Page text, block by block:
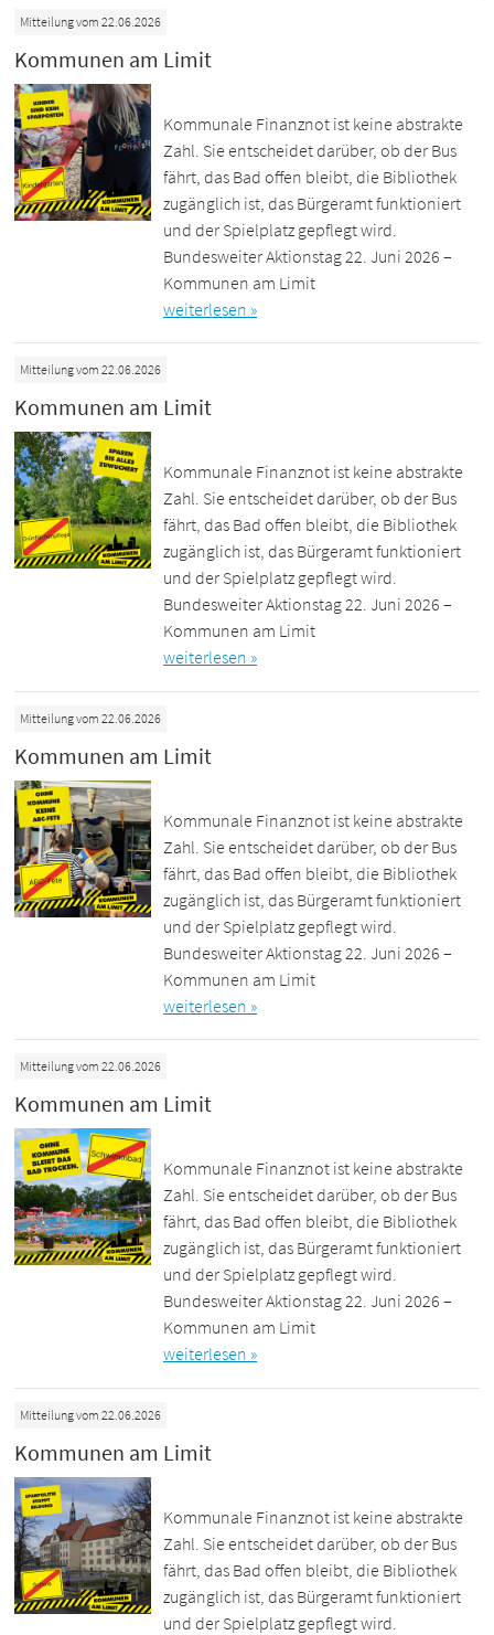
Mitteilung vom 22.06.2026
Kommunen am Limit
Kommunale Finanznot ist keine abstrakte
Zahl. Sie entscheidet darüber, ob der Bus
fährt, das Bad offen bleibt, die Bibliothek
zugänglich ist, das Bürgeramt funktioniert
und der Spielplatz gepflegt wird.
Bundesweiter Aktionstag 22. Juni 2026 –
Kommunen am Limit
weiterlesen »
Mitteilung vom 22.06.2026
Kommunen am Limit
Kommunale Finanznot ist keine abstrakte
Zahl. Sie entscheidet darüber, ob der Bus
fährt, das Bad offen bleibt, die Bibliothek
zugänglich ist, das Bürgeramt funktioniert
und der Spielplatz gepflegt wird.
Bundesweiter Aktionstag 22. Juni 2026 –
Kommunen am Limit
weiterlesen »
Mitteilung vom 22.06.2026
Kommunen am Limit
Kommunale Finanznot ist keine abstrakte
Zahl. Sie entscheidet darüber, ob der Bus
fährt, das Bad offen bleibt, die Bibliothek
zugänglich ist, das Bürgeramt funktioniert
und der Spielplatz gepflegt wird.
Bundesweiter Aktionstag 22. Juni 2026 –
Kommunen am Limit
weiterlesen »
Mitteilung vom 22.06.2026
Kommunen am Limit
Kommunale Finanznot ist keine abstrakte
Zahl. Sie entscheidet darüber, ob der Bus
fährt, das Bad offen bleibt, die Bibliothek
zugänglich ist, das Bürgeramt funktioniert
und der Spielplatz gepflegt wird.
Bundesweiter Aktionstag 22. Juni 2026 –
Kommunen am Limit
weiterlesen »
Mitteilung vom 22.06.2026
Kommunen am Limit
Kommunale Finanznot ist keine abstrakte
Zahl. Sie entscheidet darüber, ob der Bus
fährt, das Bad offen bleibt, die Bibliothek
zugänglich ist, das Bürgeramt funktioniert
und der Spielplatz gepflegt wird.